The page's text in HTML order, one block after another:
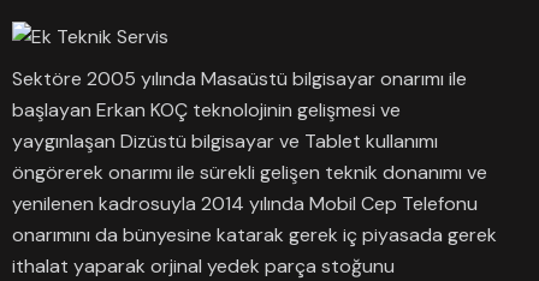
Sektöre 2005 yılında Masaüstü bilgisayar onarımı ile
başlayan Erkan KOÇ teknolojinin gelişmesi ve
yaygınlaşan Dizüstü bilgisayar ve Tablet kullanımı
öngörerek onarımı ile sürekli gelişen teknik donanımı ve
yenilenen kadrosuyla 2014 yılında Mobil Cep Telefonu
onarımını da bünyesine katarak gerek iç piyasada gerek
ithalat yaparak orjinal yedek parça stoğunu